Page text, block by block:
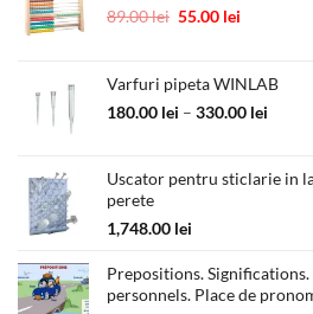
89.00lei Prețul
fost:
89.00 lei.
55.00 lei
55.00 lei.
Varfuri pipeta WINLAB
180.00 lei – 330.00 lei
Uscator pentru sticlarie in
perete
1,748.00 lei
Prepositions.
personnels. Place de